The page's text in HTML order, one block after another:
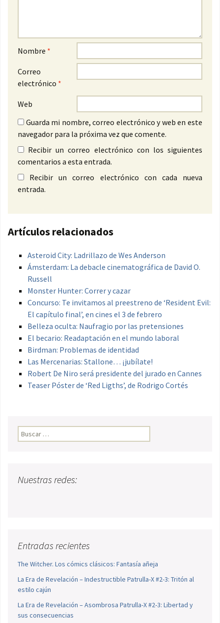
Nombre *
Correo
electrónico *
Web
Guarda mi nombre, correo electrónico y web en este
navegador para la próxima vez que comente.
Recibir un correo electrónico con los siguientes
comentarios a esta entrada.
Recibir un correo electrónico con cada nueva
entrada.
Artículos relacionados
Asteroid City: Ladrillazo de Wes Anderson
Ámsterdam: La debacle cinematográfica de David O.
Russell
Monster Hunter: Correr y cazar
Concurso: Te invitamos al preestreno de ‘Resident Evil:
El capítulo final’, en cines el 3 de febrero
Belleza oculta: Naufragio por las pretensiones
El becario: Readaptación en el mundo laboral
Birdman: Problemas de identidad
Las Mercenarias: Stallone… ¡jubílate!
Robert De Niro será presidente del jurado en Cannes
Teaser Póster de ‘Red Ligths’, de Rodrigo Cortés
Buscar:
Nuestras redes:
Entradas recientes
The Witcher. Los cómics clásicos: Fantasía añeja
La Era de Revelación – Indestructible Patrulla-X #2-3: Tritón al
estilo cajún
La Era de Revelación – Asombrosa Patrulla-X #2-3: Libertad y
sus consecuencias